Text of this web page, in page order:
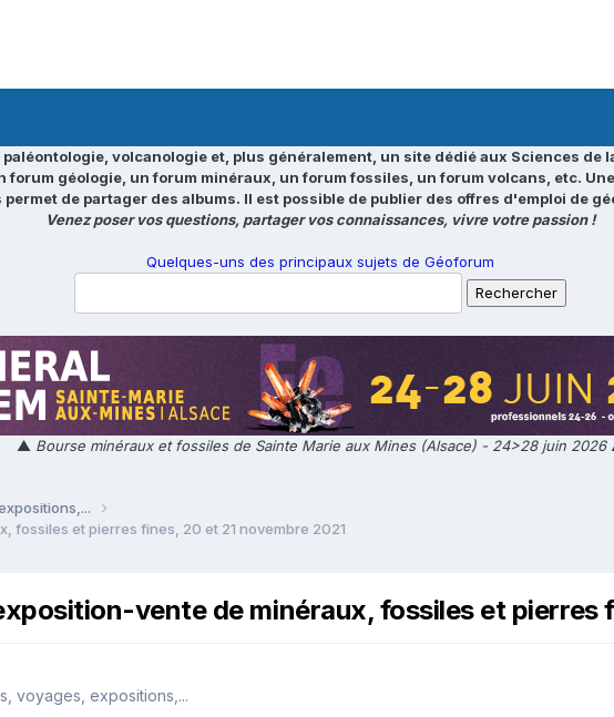
volcanologie et, plus généralement, un site dédié aux Sciences
géologie, un forum minéraux, un forum fossiles, un forum volcans, etc.
de partager des albums. Il est possible de publier des offres d'emploi de
Venez poser vos questions, partager vos connaissances, vivre votre passion !
Quelques-uns des principaux sujets de Géoforum
▲ Bourse minéraux et fossiles de Sainte Marie aux Mines (Alsace) - 24>28 juin 2026
fossiles et pierres fines, 20 et 21 novembre 2021
vente de minéraux, fossiles et pierres
voyages, expositions,...